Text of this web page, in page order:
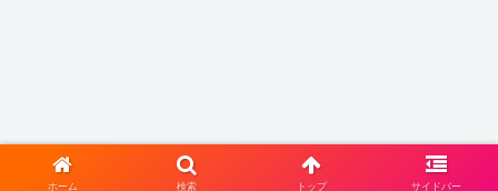
ホーム 検索 トップ サイドバー